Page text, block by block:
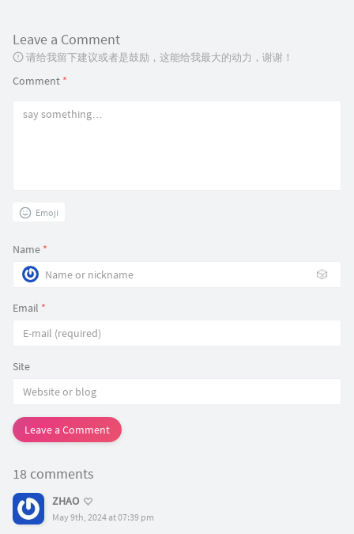
Leave a Comment
请给我留下建议或者是鼓励，这能给我最大的动力，谢谢！
Comment *
Emoji
Name *
🎲
Email *
Site
Leave a Comment
18 comments
ZHAO
May 9th, 2024 at 07:39 pm